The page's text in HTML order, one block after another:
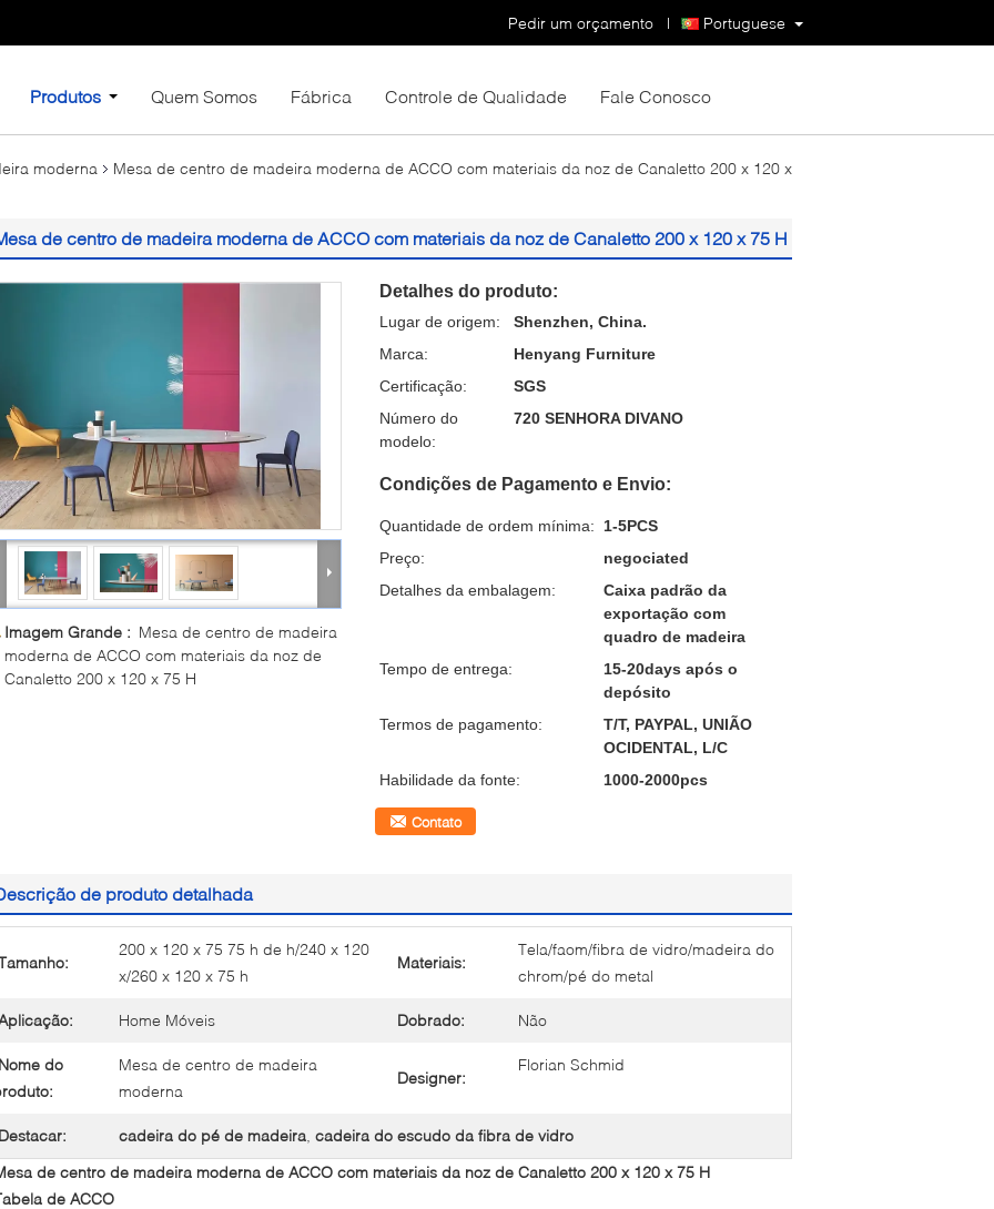
Portuguese
Pedir um orçamento |
Produtos Quem Somos Fábrica Controle de Qualidade Fale Conosco
moderna Mesa de centro de madeira moderna de ACCO com materiais da noz de Canaletto 200 x 120 x
de centro de madeira moderna de ACCO com materiais da noz de Canaletto 200 x 120 x 75 H
Imagem Grande : Mesa de centro de madeira
moderna de ACCO com materiais da noz de
Canaletto 200 x 120 x 75 H
Detalhes do produto:
Lugar de origem:
Shenzhen, China.
Marca:
Henyang Furniture
Certificação:
SGS
Número do
modelo:
720 SENHORA DIVANO
Condições de Pagamento e Envio:
Quantidade de ordem mínima:
1-5PCS
Preço:
negociated
Detalhes da embalagem:
Caixa padrão da
exportação com
quadro de madeira
Tempo de entrega:
15-20days após o
depósito
Termos de pagamento:
T/T, PAYPAL, UNIÃO
OCIDENTAL, L/C
Habilidade da fonte:
1000-2000pcs
Contato
de produto detalhada
200 x 120 x 75 75 h de h/240 x 120
x/260 x 120 x 75 h
Materiais:
Tela/faom/fibra de vidro/madeira do
chrom/pé do metal
Home Móveis Dobrado: Não
do
Mesa de centro de madeira
moderna
Designer:
Florian Schmid
cadeira do pé de madeira cadeira do escudo da fibra de vidro
de centro de madeira moderna de ACCO com materiais da noz de Canaletto 200 x 120 x 75 H
de ACCO